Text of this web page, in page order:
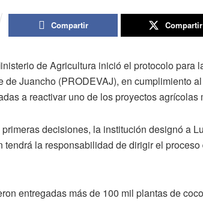
Compartir Compartir
de Agricultura inició el protocolo para
de Juancho (PRODEVAJ), en cumplimiento
a reactivar uno de los proyectos agrícolas
decisiones, la institución designó a
tendrá la responsabilidad de dirigir el
entregadas más de 100 mil plantas de